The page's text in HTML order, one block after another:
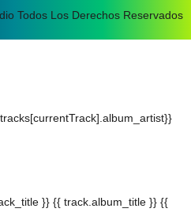
Todos Los Derechos Reservados
}} {{ track.album_title }} {{